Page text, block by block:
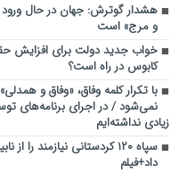
هشدار گوترش: جهان در حال
و مرج» است
خواب جدید دولت برای افزایش
کابوس در راه است؟
با تکرار کلمه وفاق، «وفاق و
نمی‌شود / در اجرای برنامه‌های
زیادی نداشته‌ایم
سپاه ۱۲۰ کردستانی نیازمند را از
داد+فیلم